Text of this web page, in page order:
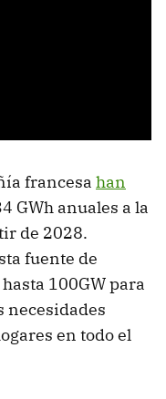
francesa han
GWh anuales a la
de 2028.
fuente de
100GW para
necesidades
en todo el